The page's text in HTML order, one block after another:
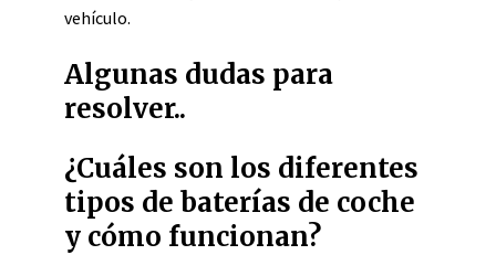
vehículo.
Algunas dudas para
resolver..
¿Cuáles son los diferentes
tipos de baterías de coche
y cómo funcionan?